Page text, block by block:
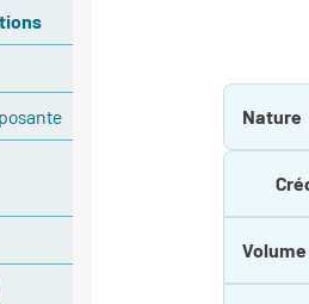
Nature